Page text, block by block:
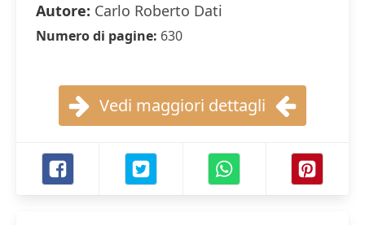
Autore: Carlo Roberto Dati
Numero di pagine: 630
Vedi maggiori dettagli